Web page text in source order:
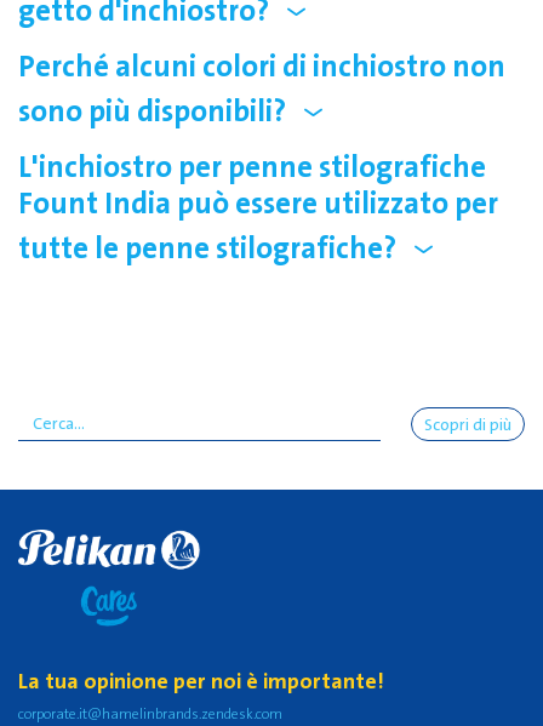
getto d'inchiostro?
Perché alcuni colori di inchiostro non
sono più disponibili?
L'inchiostro per penne stilografiche
Fount India può essere utilizzato per
tutte le penne stilografiche?
Scopri di più
La tua opinione per noi è importante!
corporate.it@hamelinbrands.zendesk.com